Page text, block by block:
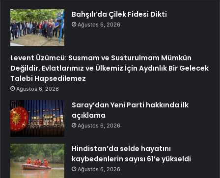
Bahşılı’da Çilek Fidesi Dikti
Ağustos 6, 2026
Levent Üzümcü: Susmam ve Susturulmam Mümkün
Değildir. Evlatlarımız ve Ülkemiz İçin Aydınlık Bir Gelecek
Talebi Hapsedilemez
Ağustos 6, 2026
Saray’dan Yeni Parti hakkında ilk
açıklama
Ağustos 6, 2026
Hindistan’da selde hayatını
kaybedenlerin sayısı 61’e yükseldi
Ağustos 6, 2026